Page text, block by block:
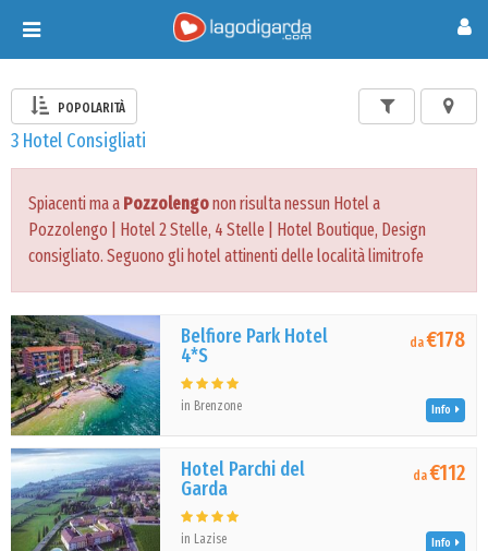
Toggle
navigation
POPOLARITÀ
3 Hotel Consigliati
Spiacenti ma a Pozzolengonon risulta nessun Hotel a
Pozzolengo | Hotel 2 Stelle, 4 Stelle | Hotel Boutique, Design
consigliato. Seguono gli hotel attinenti delle località limitrofe
Belfiore Park Hotel
4*S
in Brenzone
da€178
Info
Hotel Parchi del
Garda
in Lazise
da€112
Info